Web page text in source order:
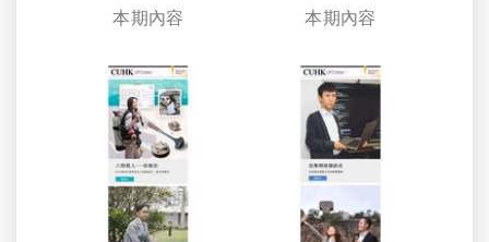
本期內容 本期內容